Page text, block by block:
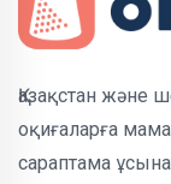
Қазақстан және
оқиғаларға
сараптама